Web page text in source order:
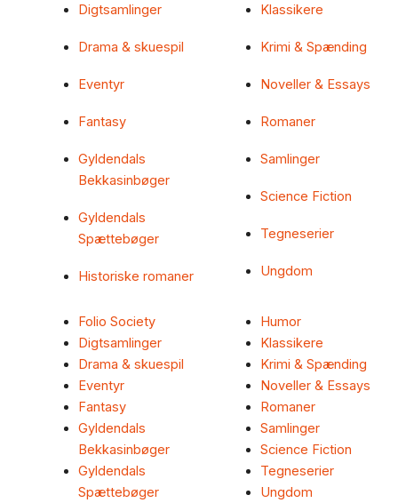
Digtsamlinger
Drama & skuespil
Eventyr
Fantasy
Gyldendals
Bekkasinbøger
Gyldendals
Spættebøger
Historiske romaner
Klassikere
Krimi & Spænding
Noveller & Essays
Romaner
Samlinger
Science Fiction
Tegneserier
Ungdom
Folio Society
Digtsamlinger
Drama & skuespil
Eventyr
Fantasy
Gyldendals
Bekkasinbøger
Gyldendals
Spættebøger
Humor
Klassikere
Krimi & Spænding
Noveller & Essays
Romaner
Samlinger
Science Fiction
Tegneserier
Ungdom